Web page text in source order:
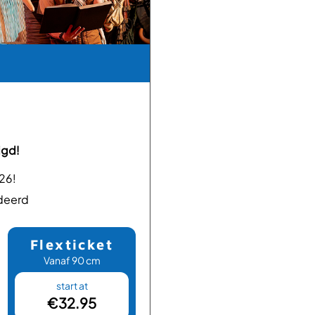
Flexticket
Vanaf 90 cm
start at
Offer price: 32.95
€32.95